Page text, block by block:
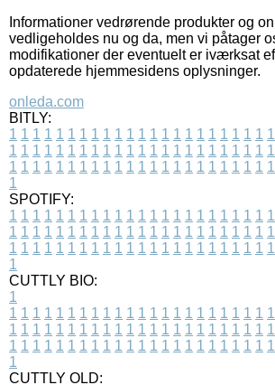
Informationer vedrørende produkter og
vedligeholdes nu og da, men vi påtager
modifikationer der eventuelt er iværksat
opdaterede hjemmesidens oplysninger.
onleda.com
BITLY:
1 1 1 1 1 1 1 1 1 1 1 1 1 1 1 1 1 1 1 1 1 1 1
1 1 1 1 1 1 1 1 1 1 1 1 1 1 1 1 1 1 1 1 1 1 1
1 1 1 1 1 1 1 1 1 1 1 1 1 1 1 1 1 1 1 1 1 1 1
1
SPOTIFY:
1 1 1 1 1 1 1 1 1 1 1 1 1 1 1 1 1 1 1 1 1 1 1
1 1 1 1 1 1 1 1 1 1 1 1 1 1 1 1 1 1 1 1 1 1 1
1 1 1 1 1 1 1 1 1 1 1 1 1 1 1 1 1 1 1 1 1 1 1
1
CUTTLY BIO:
1
1 1 1 1 1 1 1 1 1 1 1 1 1 1 1 1 1 1 1 1 1 1 1
1 1 1 1 1 1 1 1 1 1 1 1 1 1 1 1 1 1 1 1 1 1 1
1 1 1 1 1 1 1 1 1 1 1 1 1 1 1 1 1 1 1 1 1 1 1
1
CUTTLY OLD: